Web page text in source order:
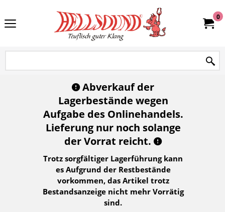
0
Abverkauf der
Lagerbestände wegen
Aufgabe des Onlinehandels.
Lieferung nur noch solange
der Vorrat reicht.
Trotz sorgfältiger Lagerführung kann
es Aufgrund der Restbestände
vorkommen, das Artikel trotz
Bestandsanzeige nicht mehr Vorrätig
sind.